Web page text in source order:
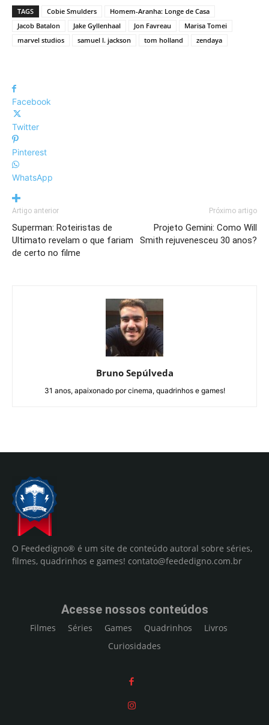
TAGS Cobie Smulders
Homem-Aranha: Longe de Casa
Jacob Batalon
Jake Gyllenhaal Jon Favreau
Marisa Tomei
marvel studios
samuel l. jackson tom holland zendaya
Facebook
Twitter
Pinterest
WhatsApp
Artigo anterior
Superman: Roteiristas de
Ultimato revelam o que fariam
de certo no filme
Próximo artigo
Projeto Gemini: Como Will
Smith rejuvenesceu 30 anos?
Bruno Sepúlveda
31 anos, apaixonado por cinema, quadrinhos e games!
O Feededigno® é um site de conteúdo autoral sobre séries,
filmes, quadrinhos e games! contato@feededigno.com.br
Acesse nossos conteúdos
Filmes Séries Games Quadrinhos
Livros
Curiosidades